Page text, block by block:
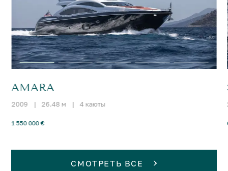
AMARA
2009 | 26.48 м | 4 каюты
1 550 000 €
СМОТРЕТЬ ВСЕ